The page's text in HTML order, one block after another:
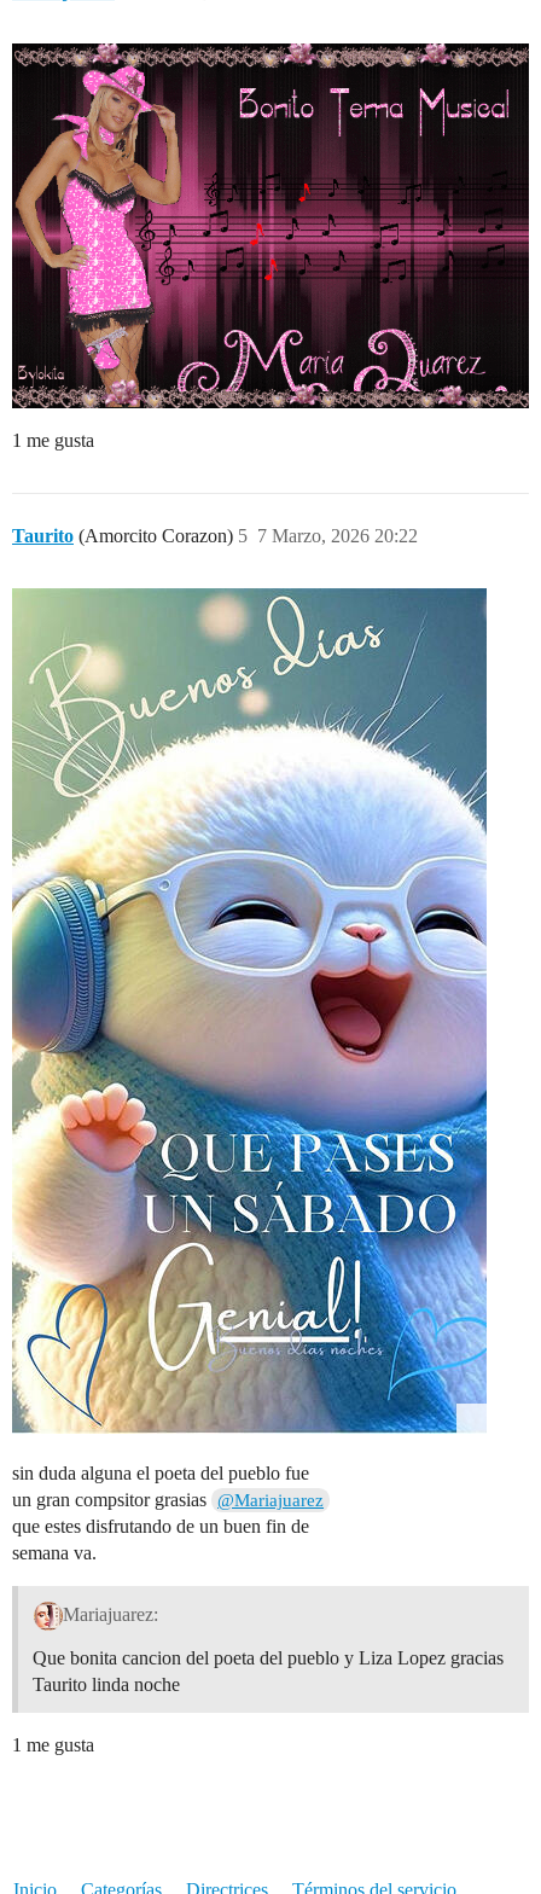
1 me gusta
Taurito (Amorcito Corazon) 7 Marzo, 2026 20:22
5
sin duda alguna el poeta del pueblo fue
un gran compsitor grasias @Mariajuarez
que estes disfrutando de un buen fin de
semana va.
Mariajuarez:
Que bonita cancion del poeta del pueblo y Liza Lopez gracias
Taurito linda noche
1 me gusta
Inicio Categorías Directrices Términos del servicio